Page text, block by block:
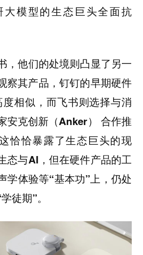
大模型的生态巨头全面抗
，他们的处境则凸显了另一
察其产品，钉钉的早期硬件
度相似，而飞书则选择与消
安克创新（Anker）
合作推
恰恰暴露了生态巨头的现
态与AI，但在硬件产品的工
学体验等“基本功”上，仍处
徒期”。